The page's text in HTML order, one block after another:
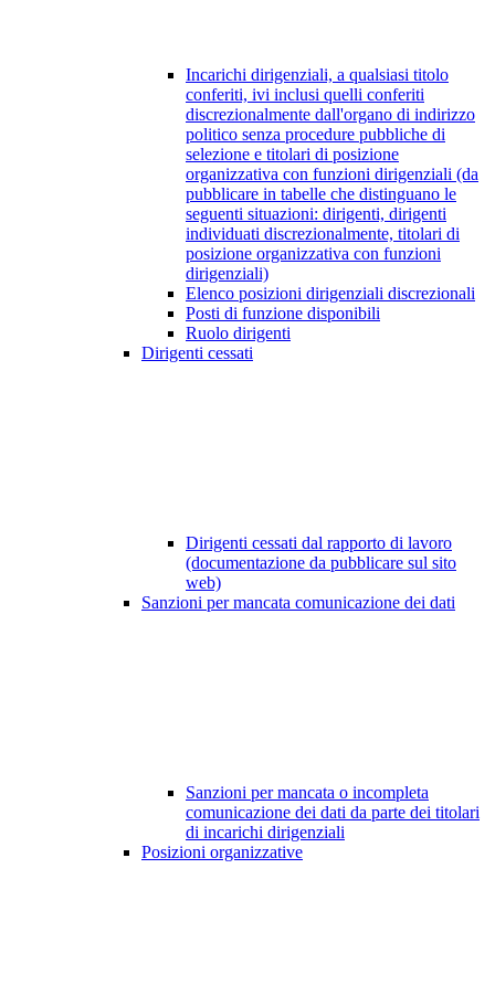
Incarichi dirigenziali, a qualsiasi titolo
conferiti, ivi inclusi quelli conferiti
discrezionalmente dall'organo di indirizzo
politico senza procedure pubbliche di
selezione e titolari di posizione
organizzativa con funzioni dirigenziali (da
pubblicare in tabelle che distinguano le
seguenti situazioni: dirigenti, dirigenti
individuati discrezionalmente, titolari di
posizione organizzativa con funzioni
dirigenziali)
Elenco posizioni dirigenziali discrezionali
Posti di funzione disponibili
Ruolo dirigenti
Dirigenti cessati
Dirigenti cessati dal rapporto di lavoro
(documentazione da pubblicare sul sito
web)
Sanzioni per mancata comunicazione dei dati
Sanzioni per mancata o incompleta
comunicazione dei dati da parte dei titolari
di incarichi dirigenziali
Posizioni organizzative